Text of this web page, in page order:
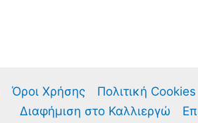
Όροι Χρήσης Πολιτική Cookies
Διαφήμιση στο Καλλιεργώ